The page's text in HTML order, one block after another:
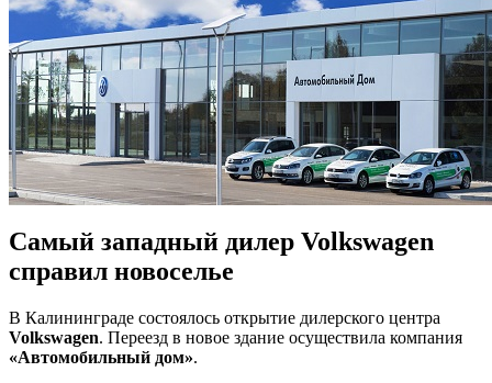
Самый западный дилер Volkswagen
справил новоселье
В Калининграде состоялось открытие дилерского центра
Volkswagen. Переезд в новое здание осуществила компания
«Автомобильный дом».